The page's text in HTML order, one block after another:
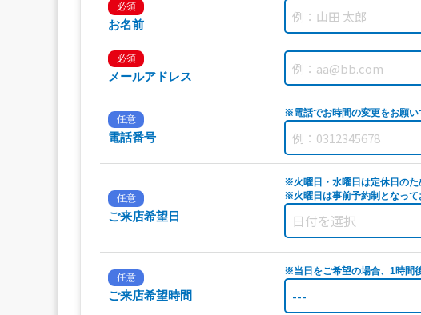
必須
お名前
必須
メールアドレス
任意
電話番号
※電話でお時間の変更をお願
任意
ご来店希望日
※火曜日・水曜日は定休日のた
※火曜日は事前予約制となって
任意
ご来店希望時間
※当日をご希望の場合、1時間